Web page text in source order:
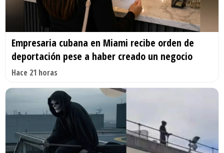
Empresaria cubana en Miami recibe orden de
deportación pese a haber creado un negocio
Hace 21 horas